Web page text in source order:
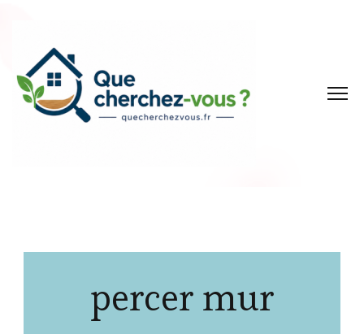
percer mur